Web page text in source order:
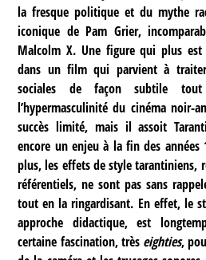
la fresque politique et du mythe
iconique de Pam Grier,
Malcolm X. Une figure qui plus
dans un film qui parvient à
sociales de façon subtile
l’hypermasculinité du cinéma noir-
succès limité, mais il assoit
encore un enjeu à la fin des années
plus, les effets de style tarantiniens,
référentiels, ne sont pas sans
tout en la ringardisant. En effet, le
approche didactique, est
certaine fascination, très eighties,